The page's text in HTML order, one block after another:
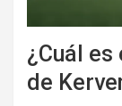
¿Cuál
de